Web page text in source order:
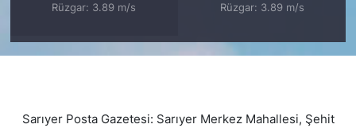
Rüzgar: 3.89 m/s
Rüzgar: 3.89 m/s
Sarıyer Posta Gazetesi: Sarıyer Merkez Mahallesi, Şehit